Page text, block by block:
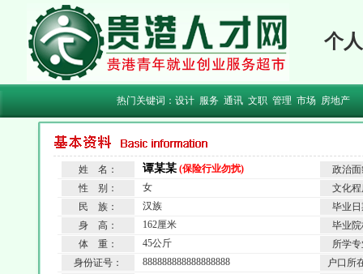
个
热门关键词： 设计 服务 通讯 文职 管理 市场 房地产
姓 名： 谭某某 (保险行业勿扰)
政治
性 别：
女
文化
民 族：
汉族
毕业
身 高：
162厘米
毕业
体 重：
45公斤
所学
身份证号：
888888888888888888
户口所